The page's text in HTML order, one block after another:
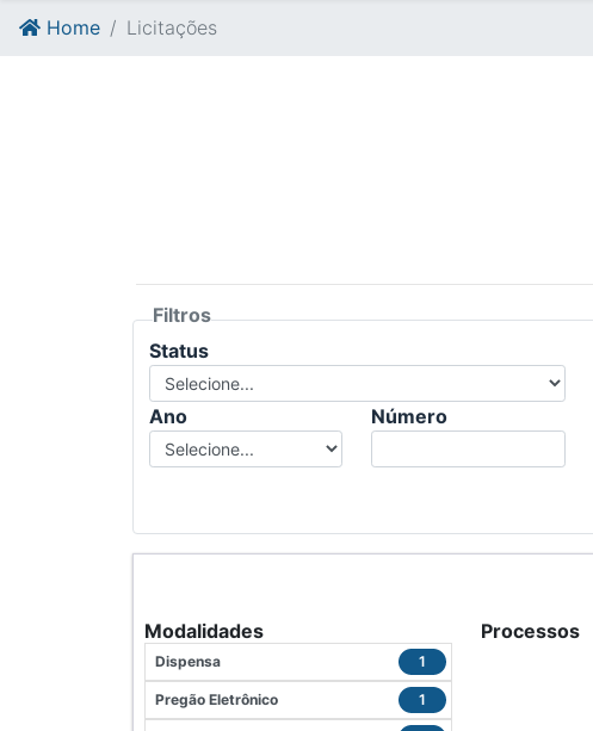
Home Licitações
Filtros
Status
Ano Número
Modalidades
Dispensa 1
Pregão Eletrônico 1
Processos